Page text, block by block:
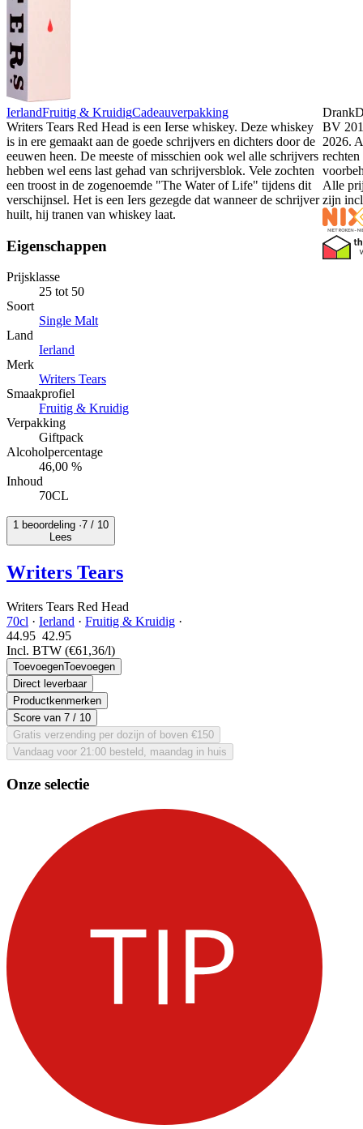
IerlandFruitig & KruidigCadeauverpakking
Writers Tears Red Head is een Ierse whiskey. Deze whiskey
is in ere gemaakt aan de goede schrijvers en dichters door de
eeuwen heen. De meeste of misschien ook wel alle schrijvers
hebben wel eens last gehad van schrijversblok. Vele zochten
een troost in de zogenoemde "The Water of Life" tijdens dit
verschijnsel. Het is een Iers gezegde dat wanneer de schrijver
huilt, hij tranen van whiskey laat.
Eigenschappen
Prijsklasse
25 tot 50
Soort
Single Malt
Land
Ierland
Merk
Writers Tears
Smaakprofiel
Fruitig & Kruidig
Verpakking
Giftpack
Alcoholpercentage
46,00 %
Inhoud
70CL
1 beoordeling ·7 / 10
Lees
Writers Tears
Writers Tears Red Head
70cl · Ierland · Fruitig & Kruidig ·
44.95 42.95
Incl. BTW (€61,36/l)
ToevoegenToevoegen
Direct leverbaar
Productkenmerken
Score van 7 / 10
Gratis verzending per dozijn of boven €150
Vandaag voor 21:00 besteld, maandag in huis
Onze selectie
BV
2026.
rechten
Alle
zijn